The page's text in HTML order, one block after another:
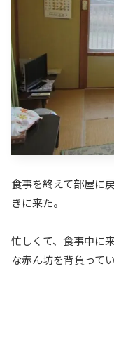
食事を終えて部屋に
きに来た。
忙しくて、食事中に
な赤ん坊を背負ってい